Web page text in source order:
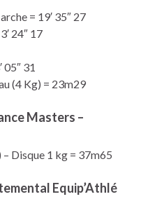
= 19′ 35″ 27
24″ 17
31
(4 Kg) = 23m29
Masters –
Disque 1 kg = 37m65
Equip’Athlé